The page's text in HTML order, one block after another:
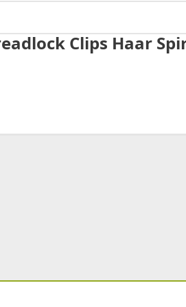
Clips Haar